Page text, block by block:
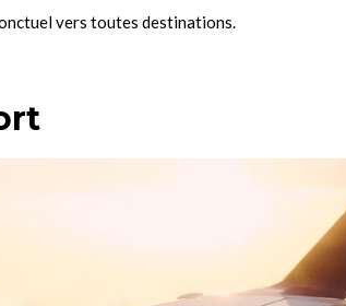
vers toutes destinations.